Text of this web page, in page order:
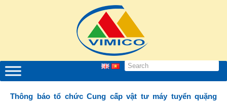
Thông báo tổ chức Cung cấp vật tư máy tuyển quặng